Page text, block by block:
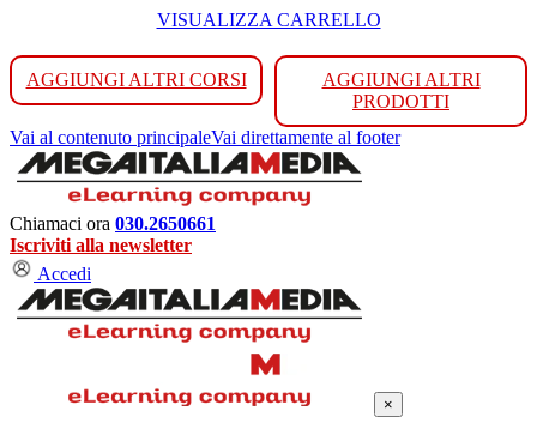
VISUALIZZA CARRELLO
AGGIUNGI ALTRI CORSI
AGGIUNGI ALTRI
PRODOTTI
Vai al contenuto principaleVai direttamente al footer
Chiamaci ora 030.2650661
Iscriviti alla newsletter
Accedi
×